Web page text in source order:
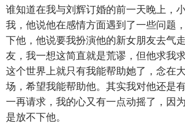
谁知道在我与刘辉订婚的前一天晚上，
我，他说他在感情方面遇到了一些问题
下他，他说要我扮演他的新女朋友去气
友，我一想这简直就是荒谬，但他求我
这个世界上就只有我能帮助她了，念在
场，希望我能帮助他。其实我对他还是
一再请求，我的心又有一点动摇了，因
是放不下他。